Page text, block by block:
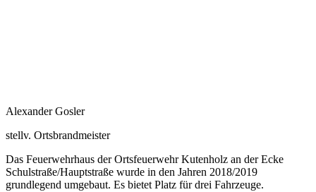
Alexander Gosler
stellv. Ortsbrandmeister
Das Feuerwehrhaus der Ortsfeuerwehr Kutenholz an der Ecke
Schulstraße/Hauptstraße wurde in den Jahren 2018/2019
grundlegend umgebaut. Es bietet Platz für drei Fahrzeuge.